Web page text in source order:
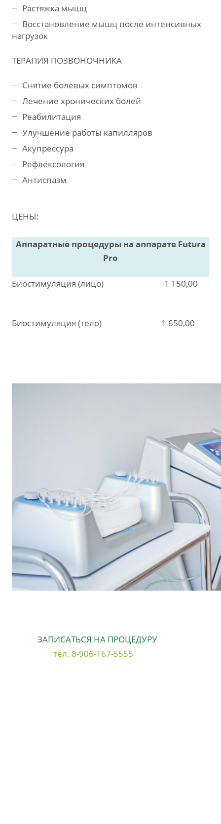
Растяжка мышц
Восстановление мышц после интенсивных
нагрузок
ТЕРАПИЯ ПОЗВОНОЧНИКА
Снятие болевых симптомов
Лечение хронических болей
Реабилитация
Улучшение работы капилляров
Акупрессура
Рефлексология
Антиспазм
ЦЕНЫ:
Аппаратные процедуры на аппарате Futura
Pro
Биостимуляция (лицо) 1 150,00
Биостимуляция (тело) 1 650,00
ЗАПИСАТЬСЯ НА ПРОЦЕДУРУ
тел. 8-906-167-5555